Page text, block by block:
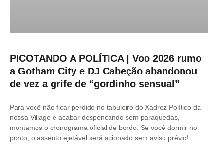
PICOTANDO A POLÍTICA | Voo 2026 rumo
a Gotham City e DJ Cabeção abandonou
de vez a grife de “gordinho sensual”
Para você não ficar perdido no tabuleiro do Xadrez Político da
nossa Village e acabar despencando sem paraquedas,
montamos o cronograma oficial de bordo. Se você dormir no
ponto, o assento ejetável será acionado sem aviso prévio!